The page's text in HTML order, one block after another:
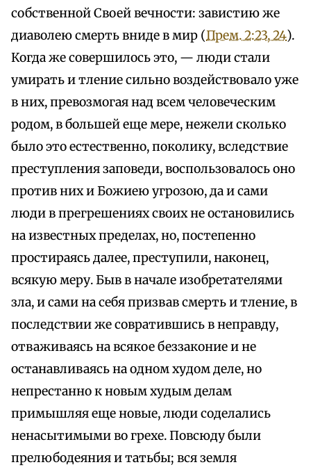
собственной Своей вечности: завистию же
диаволею смерть вниде в мир (Прем. 2:23, 24).
Когда же совершилось это, — люди стали
умирать и тление сильно воздействовало уже
в них, превозмогая над всем человеческим
родом, в большей еще мере, нежели сколько
было это естественно, поколику, вследствие
преступления заповеди, воспользовалось оно
против них и Божиею угрозою, да и сами
люди в прегрешениях своих не остановились
на известных пределах, но, постепенно
простираясь далее, преступили, наконец,
всякую меру. Быв в начале изобретателями
зла, и сами на себя призвав смерть и тление, в
последствии же совратившись в неправду,
отваживаясь на всякое беззаконие и не
останавливаясь на одном худом деле, но
непрестанно к новым худым делам
примышляя еще новые, люди соделались
ненасытимыми во грехе. Повсюду были
прелюбодеяния и татьбы; вся земля